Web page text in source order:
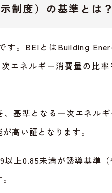
制度）の基準とは？
す。BEIとはBuilding
エネルギー消費量の比率
基準となる一次エネル
高い証となります。
上0.85未満が誘導基準